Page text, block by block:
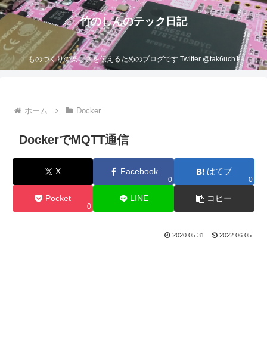
竹のしんのテック日記
ものづくりの楽しさを伝えるためのブログです Twitter @tak6uch1
ホーム Docker
DockerでMQTT通信
X Facebook
0
はてブ
0
Pocket
0
LINE コピー
2020.05.31 2022.06.05